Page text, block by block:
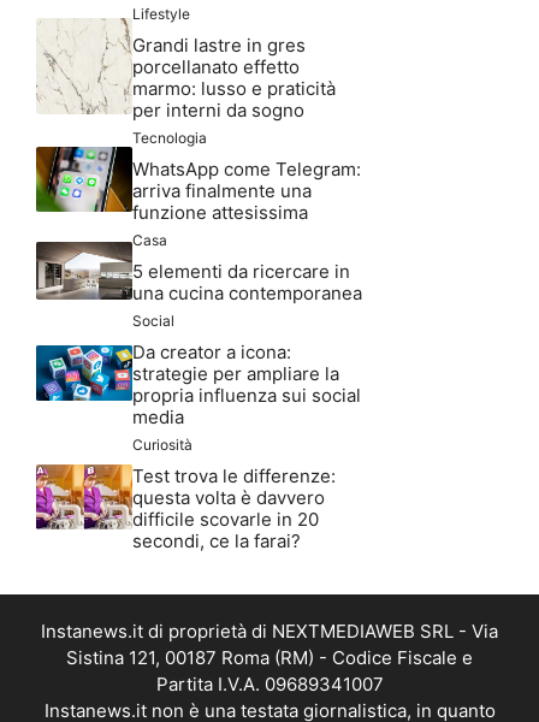
Lifestyle
Grandi lastre in gres
porcellanato effetto
marmo: lusso e praticità
per interni da sogno
Tecnologia
WhatsApp come Telegram:
arriva finalmente una
funzione attesissima
Casa
5 elementi da ricercare in
una cucina contemporanea
Social
Da creator a icona:
strategie per ampliare la
propria influenza sui social
media
Curiosità
Test trova le differenze:
questa volta è davvero
difficile scovarle in 20
secondi, ce la farai?
Instanews.it di proprietà di NEXTMEDIAWEB SRL - Via
Sistina 121, 00187 Roma (RM) - Codice Fiscale e
Partita I.V.A. 09689341007
Instanews.it non è una testata giornalistica, in quanto